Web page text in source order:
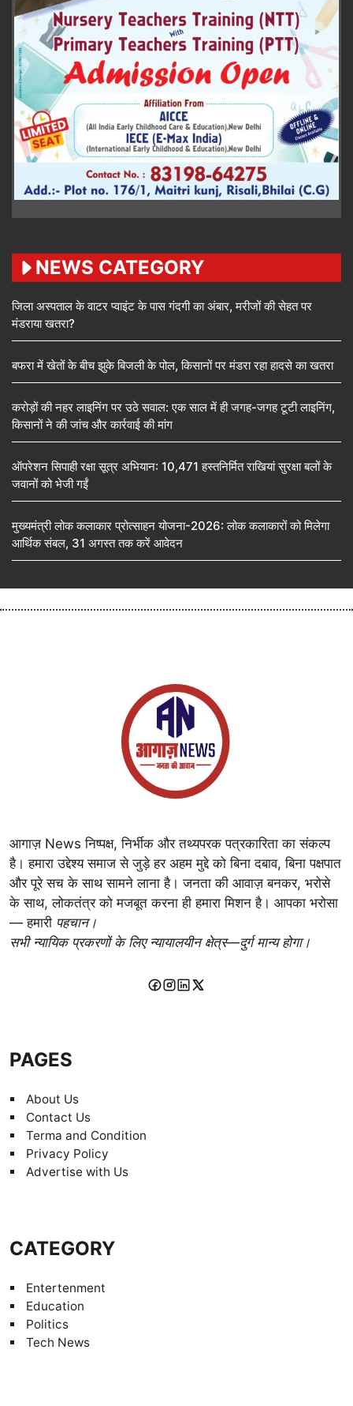
NEWS CATEGORY
जिला अस्पताल के वाटर प्वाइंट के पास गंदगी का अंबार, मरीजों की सेहत पर
मंडराया खतरा?
बफरा में खेतों के बीच झुके बिजली के पोल, किसानों पर मंडरा रहा हादसे का खतरा
करोड़ों की नहर लाइनिंग पर उठे सवाल: एक साल में ही जगह-जगह टूटी लाइनिंग,
किसानों ने की जांच और कार्रवाई की मांग
ऑपरेशन सिपाही रक्षा सूत्र अभियान: 10,471 हस्तनिर्मित राखियां सुरक्षा बलों के
जवानों को भेजी गईं
मुख्यमंत्री लोक कलाकार प्रोत्साहन योजना-2026: लोक कलाकारों को मिलेगा
आर्थिक संबल, 31 अगस्त तक करें आवेदन
आगाज़ News निष्पक्ष, निर्भीक और तथ्यपरक पत्रकारिता का संकल्प
है। हमारा उद्देश्य समाज से जुड़े हर अहम मुद्दे को बिना दबाव, बिना पक्षपात
और पूरे सच के साथ सामने लाना है। जनता की आवाज़ बनकर, भरोसे
के साथ, लोकतंत्र को मजबूत करना ही हमारा मिशन है। आपका भरोसा
— हमारी पहचान।
सभी न्यायिक प्रकरणों के लिए न्यायालयीन क्षेत्र—दुर्ग मान्य होगा।
PAGES
About Us
Contact Us
Terma and Condition
Privacy Policy
Advertise with Us
CATEGORY
Entertenment
Education
Politics
Tech News